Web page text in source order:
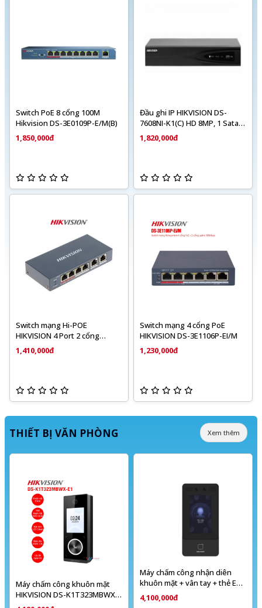
Switch PoE 8 cổng 100M
Hikvision DS-3E0109P-E/M(B)
1,850,000đ
Đầu ghi IP HIKVISION DS-
7608NI-K1(C) HD 8MP, 1 Sata,
Audio, HDMI 4K
1,820,000đ
Switch mạng Hi-POE
HIKVISION 4 Port 2 cổng
Uplink DS- DS-3E0106HP-E
1,410,000đ
Switch mạng 4 cổng PoE
HIKVISION DS-3E1106P-EI/M
1,230,000đ
THIẾT BỊ VĂN PHÒNG Xem thêm
Máy chấm công khuôn mặt
HIKVISION DS-K1T323MBWX-
E1
Máy chấm công nhận diên
khuôn mặt + vân tay + thẻ EM
SHK1T9342MFWX
4,100,000đ